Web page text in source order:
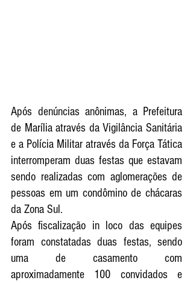
Após denúncias anônimas, a Prefeitura
de Marília através da Vigilância Sanitária
e a Polícia Militar através da Força Tática
interromperam duas festas que estavam
sendo realizadas com aglomerações de
pessoas em um condômino de chácaras
da Zona Sul.
Após fiscalização in loco das equipes
foram constatadas duas festas, sendo
uma de casamento com
aproximadamente 100 convidados e